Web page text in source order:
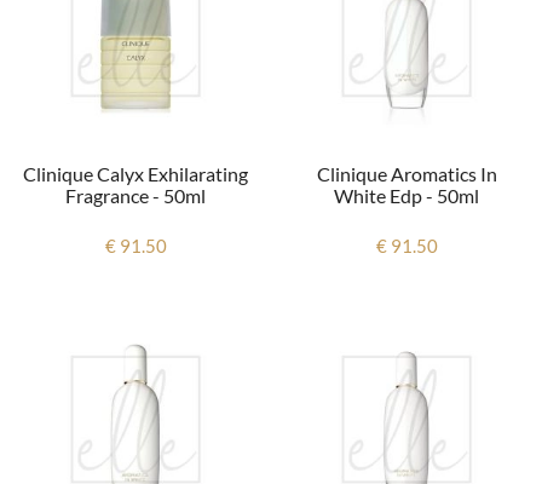
Clinique Calyx Exhilarating
Fragrance - 50ml
€ 91.50
Clinique Aromatics In
White Edp - 50ml
€ 91.50